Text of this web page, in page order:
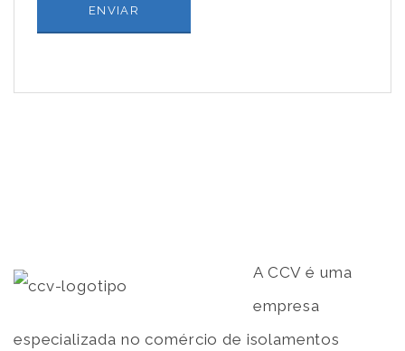
A CCV é uma
empresa
especializada no comércio de isolamentos